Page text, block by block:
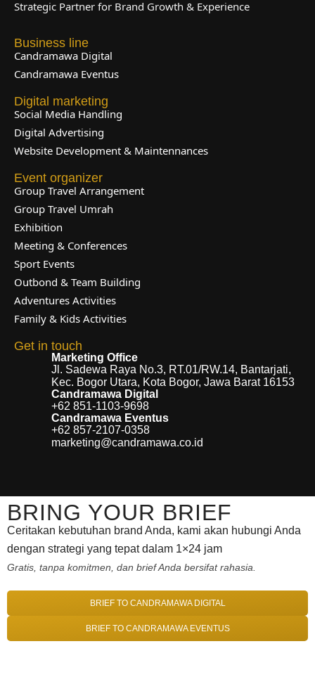
Strategic Partner for Brand Growth & Experience
Business line
Candramawa Digital
Candramawa Eventus
Digital marketing
Social Media Handling
Digital Advertising
Website Development & Maintennances
Event organizer
Group Travel Arrangement
Group Travel Umrah
Exhibition
Meeting & Conferences
Sport Events
Outbond & Team Building
Adventures Activities
Family & Kids Activities
Get in touch
Marketing Office
Jl. Sadewa Raya No.3, RT.01/RW.14, Bantarjati,
Kec. Bogor Utara, Kota Bogor, Jawa Barat 16153
Candramawa Digital
+62 851-1103-9698
Candramawa Eventus
+62 857-2107-0358
marketing@candramawa.co.id
BRING YOUR BRIEF
Ceritakan kebutuhan brand Anda, kami akan hubungi Anda
dengan strategi yang tepat dalam 1×24 jam
Gratis, tanpa komitmen, dan brief Anda bersifat rahasia.
BRIEF TO CANDRAMAWA DIGITAL
BRIEF TO CANDRAMAWA EVENTUS